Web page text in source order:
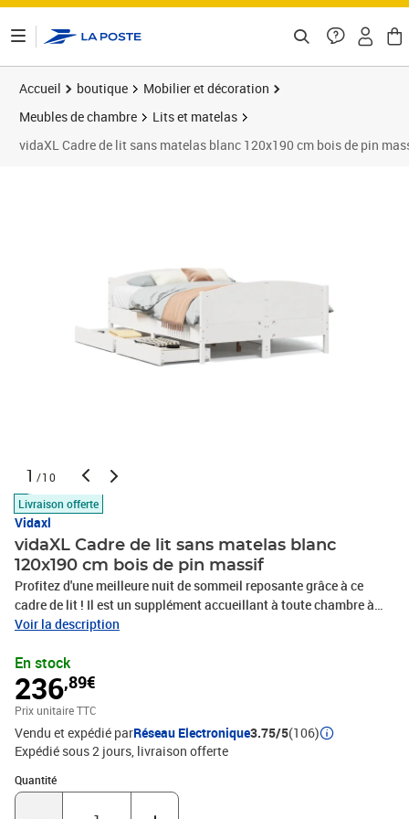
Accueil boutique
Mobilier et décoration
Meubles de chambre
Lits et matelas
vidaXL Cadre de lit sans matelas blanc 120x190 cm bois de pin
1 /10
Livraison offerte
Vidaxl
vidaXL Cadre de lit sans matelas blanc
120x190 cm bois de pin massif
Profitez d'une meilleure nuit de sommeil reposante grâce à ce
cadre de lit ! Il est un supplément accueillant à toute chambre à
coucher. Cadre stable et durable : le bois de pin massif est connu
distinctifs contribuent à son charme rustique.Sommier à lattes
pour un soutien optimal : le cadre de lit est équipé d'un sommier à
lattes qui assure le soutien et la respirabilité de votre matelas.Tête
de lit polyvalente : ce cadre de lit est équipé d'une tête de lit qui
offre un excellent soutien dorsal lorsque vous vous asseyez dans
le lit pour lire ou regarder la télévision, tout en servant d'élément
décoratif.Exploitez pleinement l'espace : ce cadre de lit comporte
deux tiroirs en dessous, ce qui permet de ranger les articles tels
Voir la description
En stock
236,89€
Prix unitaire TTC
Vendu et expédié parRéseau Electronique3.75/5(106)
Expédié sous 2 jours livraison offerte
Quantité
Quantité : 1